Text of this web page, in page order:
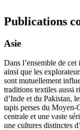
Publications
Asie
Dans l’ensemble de
ainsi que les
sont mutuellement
traditions textiles aussi
d’Inde et du Pakistan,
tapis perses du Moyen-
centrale et une vaste
une cultures distinctes